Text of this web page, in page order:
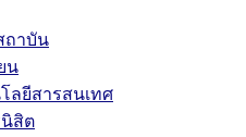
ถาบัน
น
ลยีสารสนเทศ
สิต